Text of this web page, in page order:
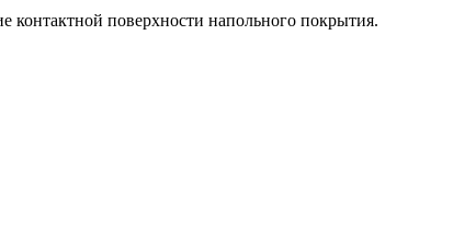
поверхности напольного покрытия.